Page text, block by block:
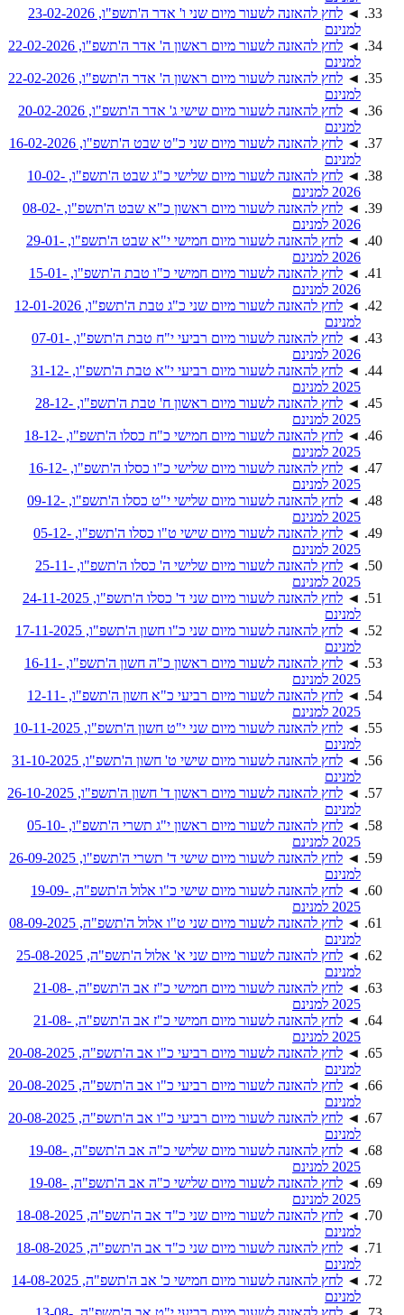
◄
לחץ להאזנה לשעור מיום שני ו' אדר ה'תשפ"ו, 23-02-2026
למנינם
◄
לחץ להאזנה לשעור מיום ראשון ה' אדר ה'תשפ"ו, 22-02-2026
למנינם
◄
לחץ להאזנה לשעור מיום ראשון ה' אדר ה'תשפ"ו, 22-02-2026
למנינם
◄
לחץ להאזנה לשעור מיום שישי ג' אדר ה'תשפ"ו, 20-02-2026
למנינם
◄
לחץ להאזנה לשעור מיום שני כ"ט שבט ה'תשפ"ו, 16-02-2026
למנינם
◄
לחץ להאזנה לשעור מיום שלישי כ"ג שבט ה'תשפ"ו, 10-02-
2026 למנינם
◄
לחץ להאזנה לשעור מיום ראשון כ"א שבט ה'תשפ"ו, 08-02-
2026 למנינם
◄
לחץ להאזנה לשעור מיום חמישי י"א שבט ה'תשפ"ו, 29-01-
2026 למנינם
◄
לחץ להאזנה לשעור מיום חמישי כ"ו טבת ה'תשפ"ו, 15-01-
2026 למנינם
◄
לחץ להאזנה לשעור מיום שני כ"ג טבת ה'תשפ"ו, 12-01-2026
למנינם
◄
לחץ להאזנה לשעור מיום רביעי י"ח טבת ה'תשפ"ו, 07-01-
2026 למנינם
◄
לחץ להאזנה לשעור מיום רביעי י"א טבת ה'תשפ"ו, 31-12-
2025 למנינם
◄
לחץ להאזנה לשעור מיום ראשון ח' טבת ה'תשפ"ו, 28-12-
2025 למנינם
◄
לחץ להאזנה לשעור מיום חמישי כ"ח כסלו ה'תשפ"ו, 18-12-
2025 למנינם
◄
לחץ להאזנה לשעור מיום שלישי כ"ו כסלו ה'תשפ"ו, 16-12-
2025 למנינם
◄
לחץ להאזנה לשעור מיום שלישי י"ט כסלו ה'תשפ"ו, 09-12-
2025 למנינם
◄
לחץ להאזנה לשעור מיום שישי ט"ו כסלו ה'תשפ"ו, 05-12-
2025 למנינם
◄
לחץ להאזנה לשעור מיום שלישי ה' כסלו ה'תשפ"ו, 25-11-
2025 למנינם
◄
לחץ להאזנה לשעור מיום שני ד' כסלו ה'תשפ"ו, 24-11-2025
למנינם
◄
לחץ להאזנה לשעור מיום שני כ"ו חשון ה'תשפ"ו, 17-11-2025
למנינם
◄
לחץ להאזנה לשעור מיום ראשון כ"ה חשון ה'תשפ"ו, 16-11-
2025 למנינם
◄
לחץ להאזנה לשעור מיום רביעי כ"א חשון ה'תשפ"ו, 12-11-
2025 למנינם
◄
לחץ להאזנה לשעור מיום שני י"ט חשון ה'תשפ"ו, 10-11-2025
למנינם
◄
לחץ להאזנה לשעור מיום שישי ט' חשון ה'תשפ"ו, 31-10-2025
למנינם
◄
לחץ להאזנה לשעור מיום ראשון ד' חשון ה'תשפ"ו, 26-10-2025
למנינם
◄
לחץ להאזנה לשעור מיום ראשון י"ג תשרי ה'תשפ"ו, 05-10-
2025 למנינם
◄
לחץ להאזנה לשעור מיום שישי ד' תשרי ה'תשפ"ו, 26-09-2025
למנינם
◄
לחץ להאזנה לשעור מיום שישי כ"ו אלול ה'תשפ"ה, 19-09-
2025 למנינם
◄
לחץ להאזנה לשעור מיום שני ט"ו אלול ה'תשפ"ה, 08-09-2025
למנינם
◄
לחץ להאזנה לשעור מיום שני א' אלול ה'תשפ"ה, 25-08-2025
למנינם
◄
לחץ להאזנה לשעור מיום חמישי כ"ז אב ה'תשפ"ה, 21-08-
2025 למנינם
◄
לחץ להאזנה לשעור מיום חמישי כ"ז אב ה'תשפ"ה, 21-08-
2025 למנינם
◄
לחץ להאזנה לשעור מיום רביעי כ"ו אב ה'תשפ"ה, 20-08-2025
למנינם
◄
לחץ להאזנה לשעור מיום רביעי כ"ו אב ה'תשפ"ה, 20-08-2025
למנינם
◄
לחץ להאזנה לשעור מיום רביעי כ"ו אב ה'תשפ"ה, 20-08-2025
למנינם
◄
לחץ להאזנה לשעור מיום שלישי כ"ה אב ה'תשפ"ה, 19-08-
2025 למנינם
◄
לחץ להאזנה לשעור מיום שלישי כ"ה אב ה'תשפ"ה, 19-08-
2025 למנינם
◄
לחץ להאזנה לשעור מיום שני כ"ד אב ה'תשפ"ה, 18-08-2025
למנינם
◄
לחץ להאזנה לשעור מיום שני כ"ד אב ה'תשפ"ה, 18-08-2025
למנינם
◄
לחץ להאזנה לשעור מיום חמישי כ' אב ה'תשפ"ה, 14-08-2025
למנינם